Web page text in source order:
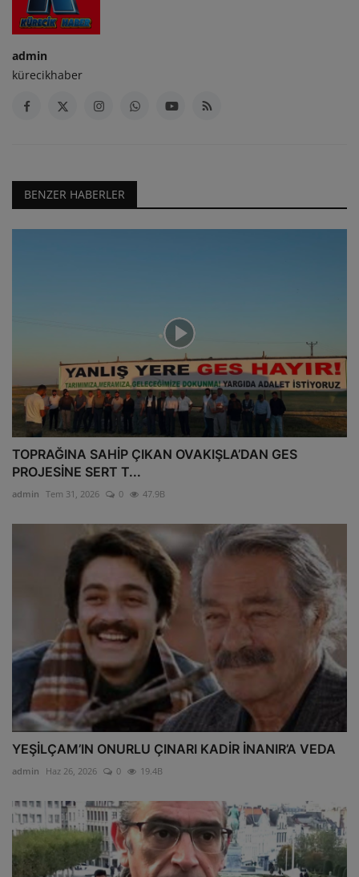
admin
kürecikhaber
BENZER HABERLER
TOPRAĞINA SAHİP ÇIKAN OVAKIŞLA’DAN GES
PROJESİNE SERT T...
admin Tem 31, 2026 0 47.9B
YEŞİLÇAM’IN ONURLU ÇINARI KADİR İNANIR’A VEDA
admin Haz 26, 2026 0 19.4B